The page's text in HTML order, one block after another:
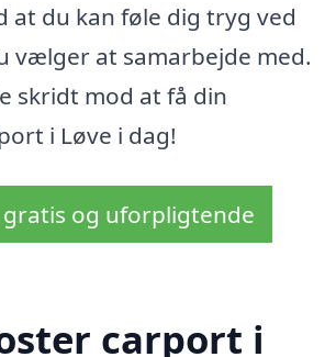
at du kan føle dig tryg ved
vælger at samarbejde med.
skridt mod at få din
i Løve i dag!
gratis og uforpligtende
carport i